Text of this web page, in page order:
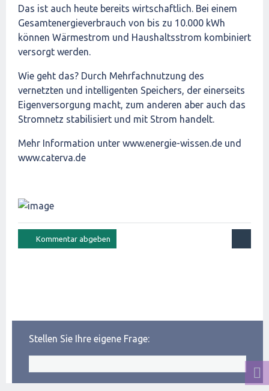
Das ist auch heute bereits wirtschaftlich. Bei einem
Gesamtenergieverbrauch von bis zu 10.000 kWh
können Wärmestrom und Haushaltsstrom kombiniert
versorgt werden.
Wie geht das? Durch Mehrfachnutzung des
vernetzten und intelligenten Speichers, der einerseits
Eigenversorgung macht, zum anderen aber auch das
Stromnetz stabilisiert und mit Strom handelt.
Mehr Information unter www.energie-wissen.de und
www.caterva.de
Stellen Sie Ihre eigene Frage: